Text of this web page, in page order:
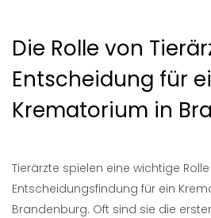
Die Rolle von
Entscheidung für
Krematorium in
Tierärzte spielen eine wichtige
Entscheidungsfindung für ein
Brandenburg. Oft sind sie die